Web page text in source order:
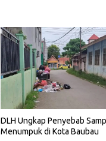
DLH Ungkap Penyebab
Menumpuk di Kota Baubau